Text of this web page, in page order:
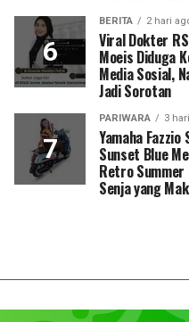
BERITA 2 hari
Viral Dokter
Moeis Diduga
Media Sosial,
Jadi Sorotan
PARIWARA 3
Yamaha
Sunset Blue
Retro Summer
Senja yang